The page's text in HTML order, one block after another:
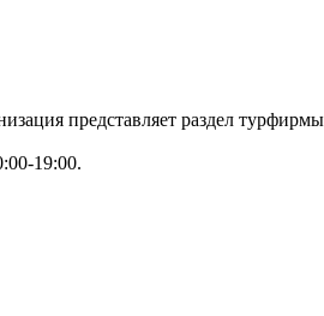
представляет раздел
19:00.